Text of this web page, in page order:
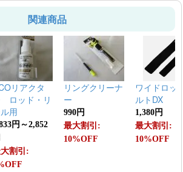
関連商品
リアクタ
ロッド・リ
用
円～2,852
割引:
リングクリーナ
ー
990円
最大割引:
10%OFF
ワイドロッ
ルトDX
1,380円
最大割引:
10%OFF